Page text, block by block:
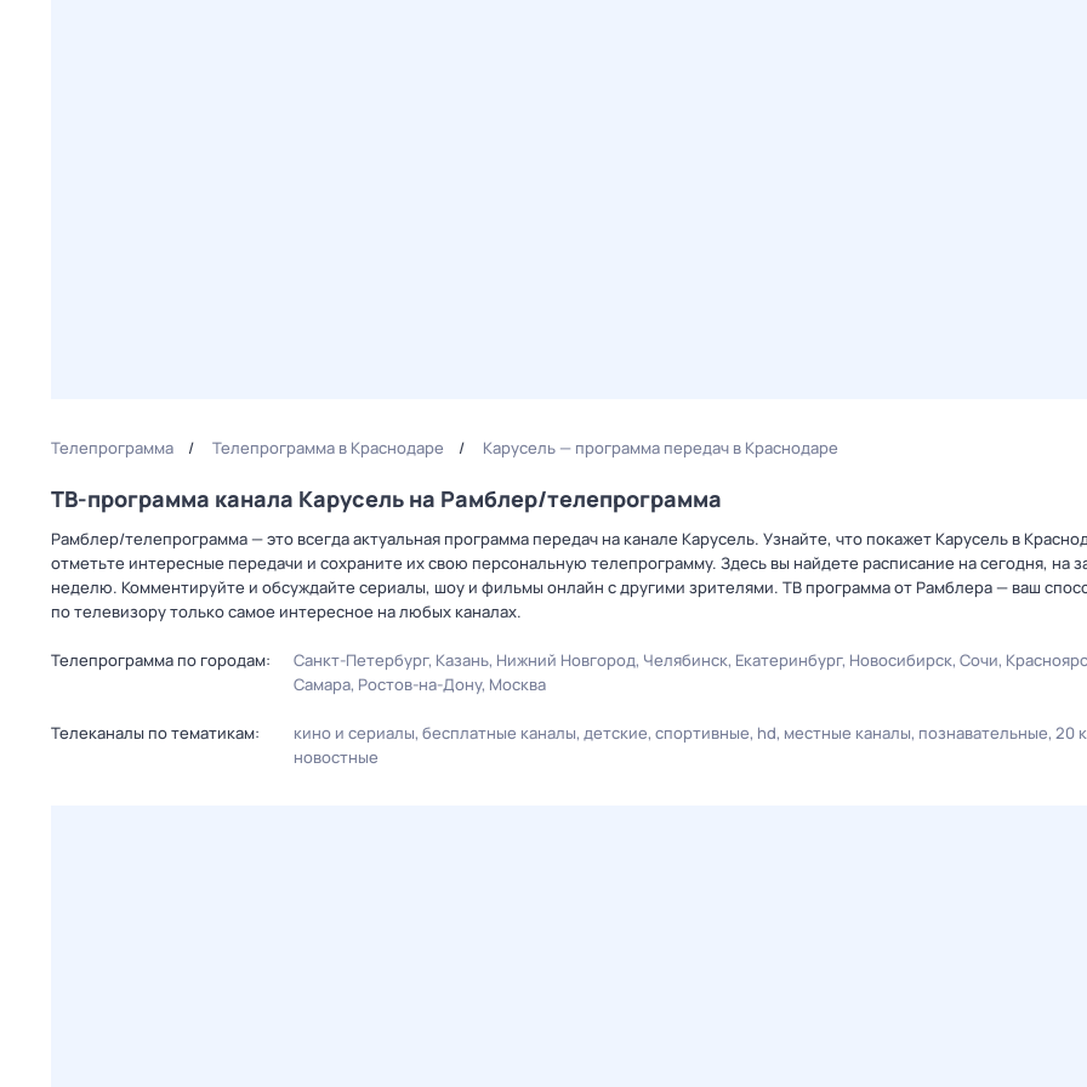
Телепрограмма Телепрограмма в Краснодаре Карусель — программа передач в Краснодаре
ТВ-программа канала Карусель на Рамблер/телепрограмма
Рамблер/телепрограмма — это всегда актуальная программа передач на канале Карусель. Узнайте, что покажет Карусель в
отметьте интересные передачи и сохраните их свою персональную телепрограмму. Здесь вы найдете расписание на сегодня, на
неделю. Комментируйте и обсуждайте сериалы, шоу и фильмы онлайн с другими зрителями. ТВ программа от Рамблера — ваш
по телевизору только самое интересное на любых каналах.
Телепрограмма по городам: Санкт-Петербург Казань Нижний Новгород Челябинск Екатеринбург Новосибирск Сочи
Самара Ростов-на-Дону Москва
Телеканалы по тематикам: кино и сериалы бесплатные каналы детские спортивные hd местные каналы познавательные 20
новостные